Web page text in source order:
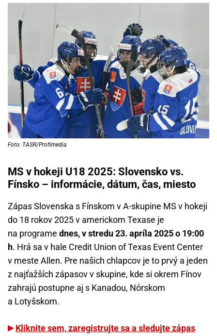
Foto: TASR/Profimedia
MS v hokeji U18 2025: Slovensko vs.
Fínsko – informácie, dátum, čas, miesto
Zápas Slovenska s Fínskom v A-skupine MS v hokeji
do 18 rokov 2025 v americkom Texase je
na programe dnes, v stredu 23. apríla 2025 o 19:00
h. Hrá sa v hale Credit Union of Texas Event Center
v meste Allen. Pre našich chlapcov je to prvý a jeden
z najťažších zápasov v skupine, kde si okrem Fínov
zahrajú postupne aj s Kanadou, Nórskom
a Lotyšskom.
Kliknite sem, zaregistrujte sa a sledujte zápas